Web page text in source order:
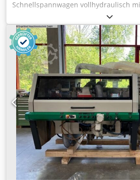
Schnellspannwagen vollhydraulisch
Credpfx Abod Nqrqobef Hilfswagen.
Steuerpult und Elektroschaltschrank .